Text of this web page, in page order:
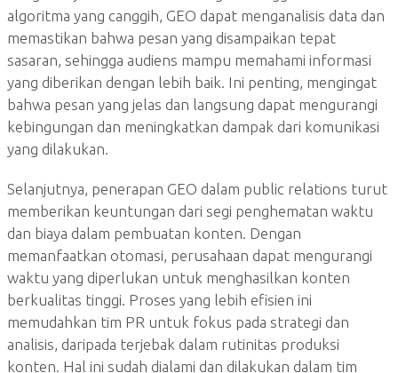
algoritma yang canggih, GEO dapat menganalisis data dan
memastikan bahwa pesan yang disampaikan tepat
sasaran, sehingga audiens mampu memahami informasi
yang diberikan dengan lebih baik. Ini penting, mengingat
bahwa pesan yang jelas dan langsung dapat mengurangi
kebingungan dan meningkatkan dampak dari komunikasi
yang dilakukan.
Selanjutnya, penerapan GEO dalam public relations turut
memberikan keuntungan dari segi penghematan waktu
dan biaya dalam pembuatan konten. Dengan
memanfaatkan otomasi, perusahaan dapat mengurangi
waktu yang diperlukan untuk menghasilkan konten
berkualitas tinggi. Proses yang lebih efisien ini
memudahkan tim PR untuk fokus pada strategi dan
analisis, daripada terjebak dalam rutinitas produksi
konten. Hal ini sudah dialami dan dilakukan dalam tim